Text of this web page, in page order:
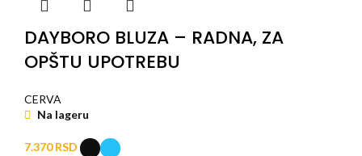
DAYBORO BLUZA – RADNA, ZA
OPŠTU UPOTREBU
CERVA
Na lageru
7.370RSD